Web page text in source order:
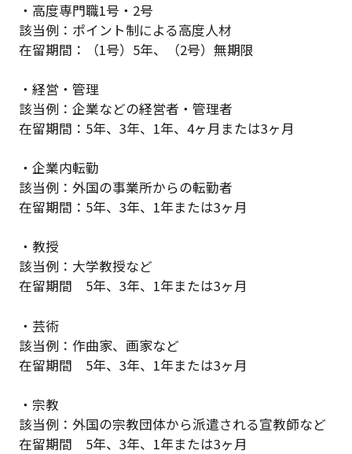
・高度専門職1号・2号
該当例：ポイント制による高度人材
在留期間：（1号）5年、（2号）無期限
・経営・管理
該当例：企業などの経営者・管理者
在留期間：5年、3年、1年、4ヶ月または3ヶ月
・企業内転勤
該当例：外国の事業所からの転勤者
在留期間：5年、3年、1年または3ヶ月
・教授
該当例：大学教授など
在留期間 5年、3年、1年または3ヶ月
・芸術
該当例：作曲家、画家など
在留期間 5年、3年、1年または3ヶ月
・宗教
該当例：外国の宗教団体から派遣される宣教師など
在留期間 5年、3年、1年または3ヶ月